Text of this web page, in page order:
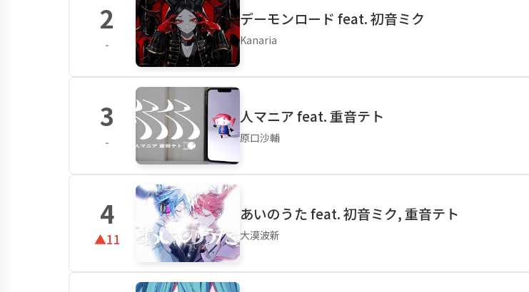
2
-
デーモンロード feat. 初音ミク
Kanaria
3
-
人マニア feat. 重音テト
原口沙輔
4
▲11
あいのうた feat. 初音ミク, 重音テト
大漠波新